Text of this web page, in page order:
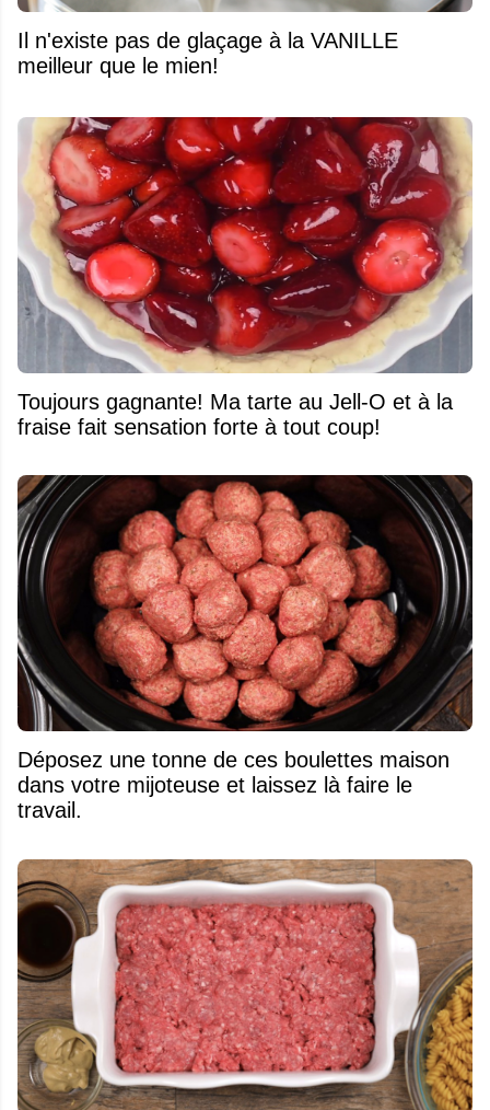
Il n'existe pas de glaçage à la VANILLE
meilleur que le mien!
Toujours gagnante! Ma tarte au Jell-O et à la
fraise fait sensation forte à tout coup!
Déposez une tonne de ces boulettes maison
dans votre mijoteuse et laissez là faire le
travail.